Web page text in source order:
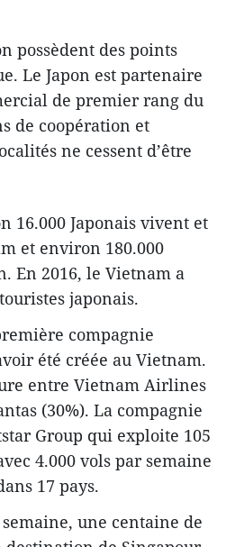
possèdent des points
Le Japon est partenaire
de premier rang du
de coopération et
ne cessent d’être
16.000 Japonais vivent et
et environ 180.000
En 2016, le Vietnam a
japonais.
compagnie
été créée au Vietnam.
entre Vietnam Airlines
(30%). La compagnie
Group qui exploite 105
4.000 vols ​par semaine
17 pays.
une centaine de